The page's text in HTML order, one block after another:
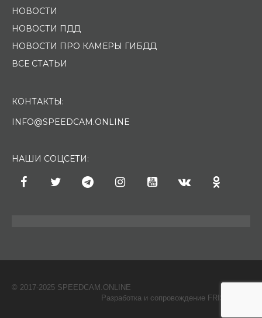
НОВОСТИ
НОВОСТИ ПДД
НОВОСТИ ПРО КАМЕРЫ ГИБДД
ВСЕ СТАТЬИ
КОНТАКТЫ:
INFO@SPEEDCAM.ONLINE
НАШИ СОЦСЕТИ:
© 2017-2025 SPEEDCAM.ONLINE
Разработка и сопровождение FRISH & С